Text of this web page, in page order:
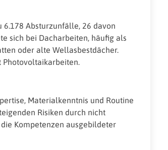
6.178 Absturzunfälle, 26 davon
sich bei Dacharbeiten, häufig als
oder alte Wellasbestdächer.
Photovoltaikarbeiten.
Materialkenntnis und Routine
Risiken durch nicht
Kompetenzen ausgebildeter